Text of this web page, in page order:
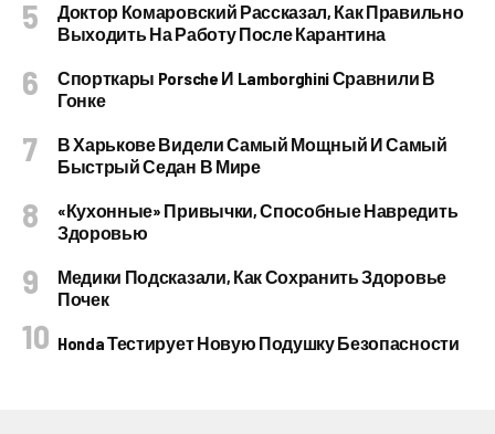
Доктор Комаровский Рассказал, Как Правильно
Выходить На Работу После Карантина
Спорткары Porsche И Lamborghini Сравнили В
Гонке
В Харькове Видели Самый Мощный И Самый
Быстрый Седан В Мире
«Кухонные» Привычки, Способные Навредить
Здоровью
Медики Подсказали, Как Сохранить Здоровье
Почек
Honda Тестирует Новую Подушку Безопасности